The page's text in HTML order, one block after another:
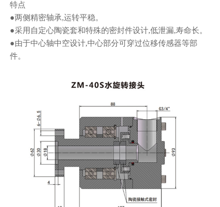
特点
●两侧精密轴承,运转平稳。
●采用自定心陶瓷套和特殊的密封件设计,低泄漏,寿命长。
●由于中心轴中空设计,中心部分可穿过位移传感器等部
件。